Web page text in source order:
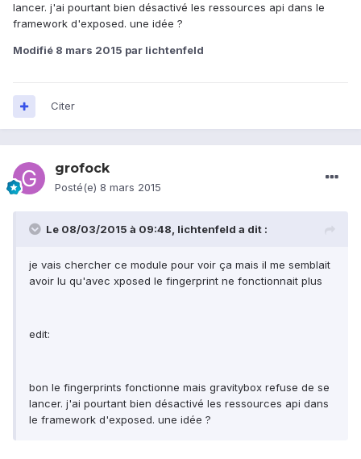
lancer. j'ai pourtant bien désactivé les ressources api dans le
framework d'exposed. une idée ?
Modifié 8 mars 2015 par lichtenfeld
Citer
grofock
Posté(e) 8 mars 2015
Le 08/03/2015 à 09:48, lichtenfeld a dit :
je vais chercher ce module pour voir ça mais il me semblait
avoir lu qu'avec xposed le fingerprint ne fonctionnait plus
edit:
bon le fingerprints fonctionne mais gravitybox refuse de se
lancer. j'ai pourtant bien désactivé les ressources api dans
le framework d'exposed. une idée ?